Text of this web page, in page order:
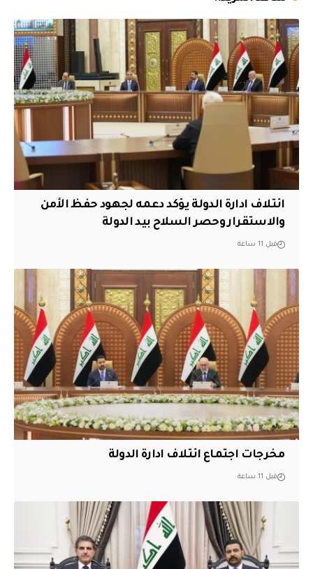
ائتلاف ادارة الدولة يؤكد دعمه لجهود حفظ الأمن
والاستقرار وحصر السلاح بيد الدولة
قبل 11 ساعة
مخرجات اجتماع ائتلاف ادارة الدولة
قبل 11 ساعة